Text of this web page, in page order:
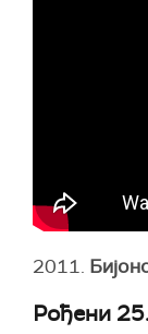
2011.
Рођени